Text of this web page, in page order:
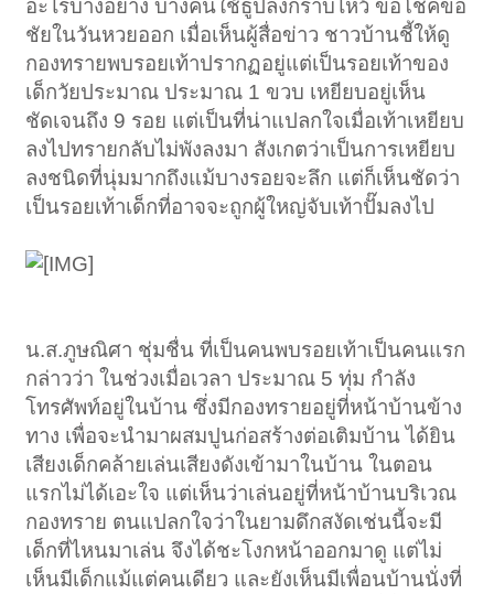
อะไรบางอย่าง บางคนใช้ธูปลงกราบไหว้ ขอโชคขอ
ชัยในวันหวยออก เมื่อเห็นผู้สื่อข่าว ชาวบ้านชี้ให้ดู
กองทรายพบรอยเท้าปรากฏอยู่แต่เป็นรอยเท้าของ
เด็กวัยประมาณ ประมาณ 1 ขวบ เหยียบอยู่เห็น
ชัดเจนถึง 9 รอย แต่เป็นที่น่าแปลกใจเมื่อเท้าเหยียบ
ลงไปทรายกลับไม่พังลงมา สังเกตว่าเป็นการเหยียบ
ลงชนิดที่นุ่มมากถึงแม้บางรอยจะลึก แต่ก็เห็นชัดว่า
เป็นรอยเท้าเด็กที่อาจจะถูกผู้ใหญ่จับเท้าปั๊มลงไป
น.ส.ภูษณิศา ชุ่มชื่น ที่เป็นคนพบรอยเท้าเป็นคนแรก
กล่าวว่า ในช่วงเมื่อเวลา ประมาณ 5 ทุ่ม กำลัง
โทรศัพท์อยู่ในบ้าน ซึ่งมีกองทรายอยู่ที่หน้าบ้านข้าง
ทาง เพื่อจะนำมาผสมปูนก่อสร้างต่อเติมบ้าน ได้ยิน
เสียงเด็กคล้ายเล่นเสียงดังเข้ามาในบ้าน ในตอน
แรกไม่ได้เอะใจ แต่เห็นว่าเล่นอยู่ที่หน้าบ้านบริเวณ
กองทราย ตนแปลกใจว่าในยามดึกสงัดเช่นนี้จะมี
เด็กที่ไหนมาเล่น จึงได้ชะโงกหน้าออกมาดู แต่ไม่
เห็นมีเด็กแม้แต่คนเดียว และยังเห็นมีเพื่อนบ้านนั่งที่